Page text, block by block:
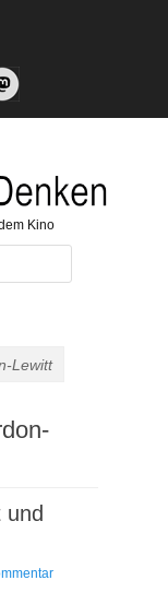
Kino
Lewitt
und